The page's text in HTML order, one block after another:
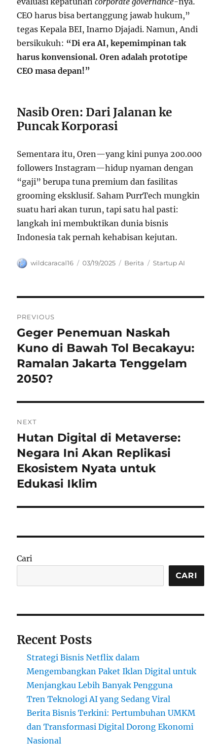
CEO harus bisa bertanggung jawab hukum,”
tegas Kepala BEI, Inarno Djajadi. Namun, Andi
bersikukuh: “Di era AI, kepemimpinan tak
harus konvensional. Oren adalah prototipe
CEO masa depan!”
Nasib Oren: Dari Jalanan ke
Puncak Korporasi
Sementara itu, Oren—yang kini punya 200.000
followers Instagram—hidup nyaman dengan
“gaji” berupa tuna premium dan fasilitas
grooming eksklusif. Saham PurrTech mungkin
suatu hari akan turun, tapi satu hal pasti:
langkah ini membuktikan dunia bisnis
Indonesia tak pernah kehabisan kejutan.
Author
wildcaracal16
Posted
03/19/2025 Categories
Berita Tags
Startup AI
pos
PREVIOUS
Previous
post:
Geger Penemuan Naskah
Kuno di Bawah Tol Becakayu:
Ramalan Jakarta Tenggelam
2050?
NEXT
Next
post:
Hutan Digital di Metaverse:
Negara Ini Akan Replikasi
Ekosistem Nyata untuk
Edukasi Iklim
Cari
CARI
Recent Posts
Strategi Bisnis Netflix dalam
Mengembangkan Paket Iklan Digital untuk
Menjangkau Lebih Banyak Pengguna
Tren Teknologi AI yang Sedang Viral
Berita Bisnis Terkini: Pertumbuhan UMKM
dan Transformasi Digital Dorong Ekonomi
Nasional